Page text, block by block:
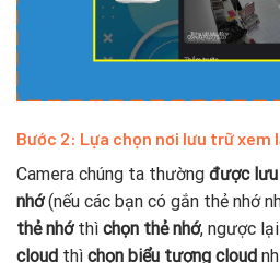
Bước 2: Lựa chọn nơi lưu trữ xem
Camera chúng ta thường được
nhớ(nếu các bạn có gắn thẻ nhớ
thẻ nhớthì chọn thẻ nhớ, ngược
cloud thì chọn biểu tượng cloud